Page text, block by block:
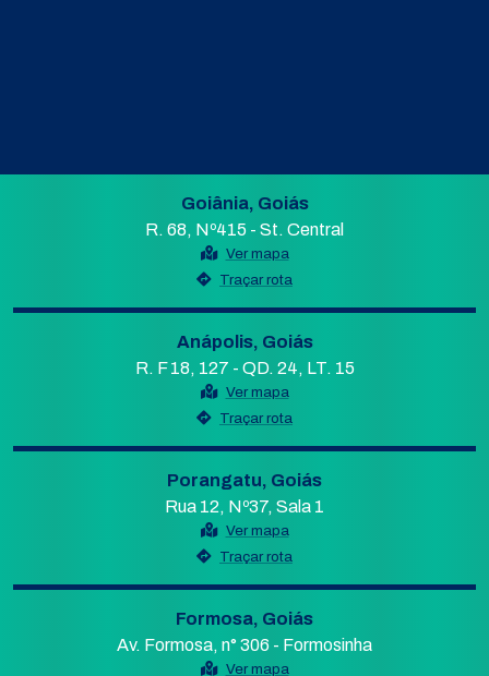
Goiânia, Goiás
R. 68, Nº415 - St. Central
Ver mapa
Traçar rota
Anápolis, Goiás
R. F 18, 127 - QD. 24, LT. 15
Ver mapa
Traçar rota
Porangatu, Goiás
Rua 12, Nº37, Sala 1
Ver mapa
Traçar rota
Formosa, Goiás
Av. Formosa, n° 306 - Formosinha
Ver mapa